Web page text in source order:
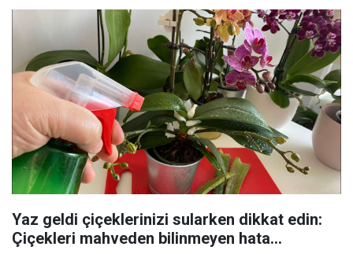
Yaz geldi çiçeklerinizi sularken dikkat edin:
Çiçekleri mahveden bilinmeyen hata...